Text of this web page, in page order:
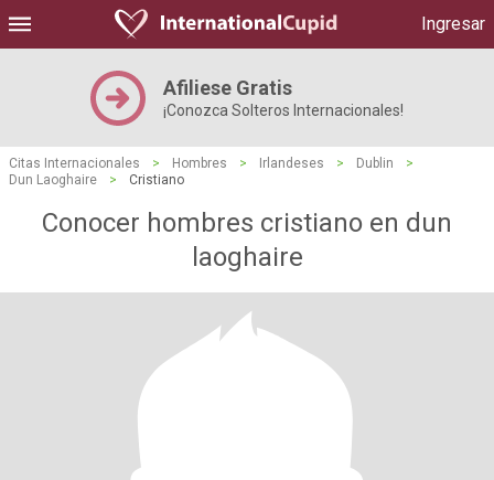
Ingresar
Afiliese Gratis
¡Conozca Solteros Internacionales!
Citas Internacionales > Hombres > Irlandeses > Dublin
>
Dun Laoghaire
> Cristiano
Conocer hombres cristiano en dun
laoghaire